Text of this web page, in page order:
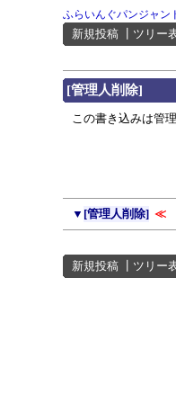
ふらいんぐパンジャ
新規投稿 ツリー
[管理人削除]
この書き込みは管
▼ [管理人削除] ≪
新規投稿 ツリー